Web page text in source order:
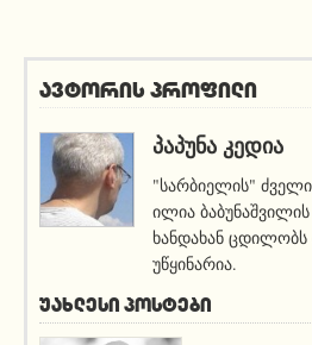
ავტორის პროფილი
ᲞᲐᲞᲣᲜᲐ ᲙᲔᲓᲘᲐ
"სარბიელის"
ილია
ხანდახან ცდილობს
უწყინარია.
ᲣᲐᲮᲚᲔᲡᲘ ᲞᲝᲡᲢᲔᲑᲘ